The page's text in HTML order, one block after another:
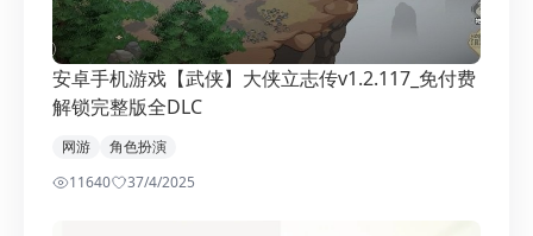
安卓手机游戏【武侠】大侠立志传v1.2.117_免付费
解锁完整版全DLC
网游
角色扮演
11640
37/4/2025